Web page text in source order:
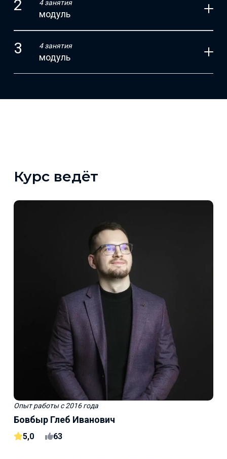
4 занятия
модуль
4 занятия
модуль
Курс ведёт
Опыт работыс 2016 года
Бовбыр Глеб Иванович
5,0 63